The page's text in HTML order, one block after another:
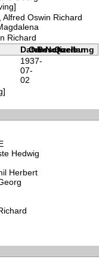
Alfred Oswin Richard
Richard
Datum
OrtBeschreibung
Notizen
Quellen
1937-
07-
02
Hedwig
Herbert